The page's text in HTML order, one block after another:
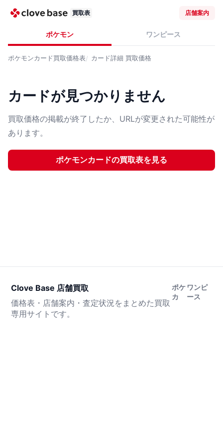
買取表 店舗案内
ポケモン ワンピース
ポケモンカード買取価格表 カード詳細 買取価格
カードが見つかりません
買取価格の掲載が終了したか、URLが変更された可能性が
あります。
ポケモンカードの買取表を見る
Clove Base 店舗買取
価格表・店舗案内・査定状況をまとめた買取
専用サイトです。
ポケ
カ
ワンピ
ース